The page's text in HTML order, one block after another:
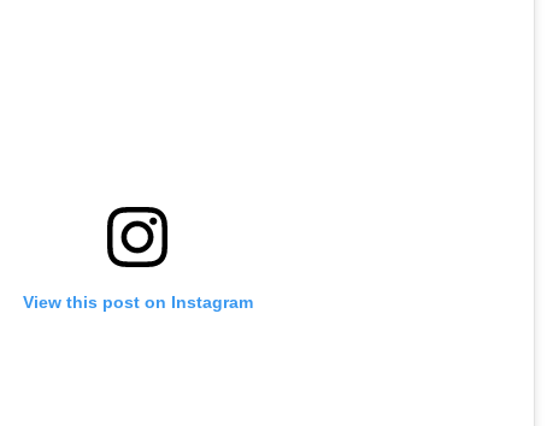
View this post on Instagram